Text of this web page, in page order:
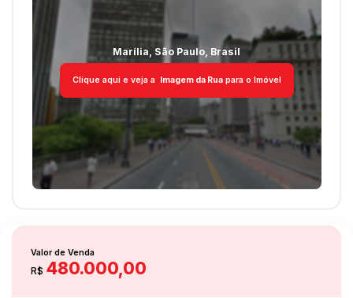
Marília São Paulo Brasil
Clique aqui e veja a Imagem da Ruapara o Imóvel
R$ 480.000,00
Valor de Venda